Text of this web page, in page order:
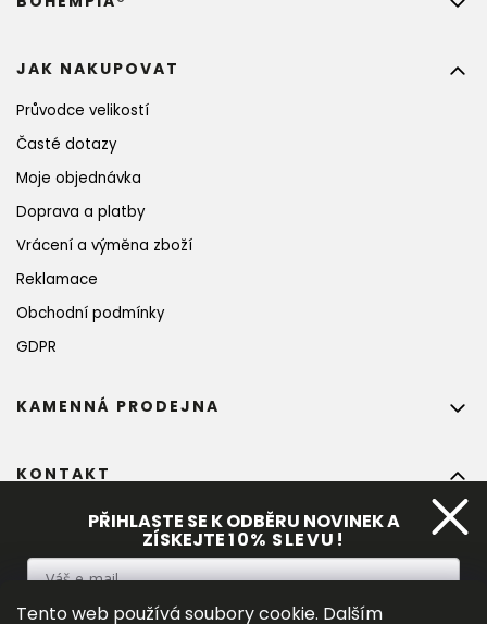
Tento web používá soubory cookie. Dalším
JAK NAKUPOVAT
Průvodce velikostí
Časté dotazy
Moje objednávka
Doprava a platby
Vrácení a výměna zboží
Reklamace
Obchodní podmínky
GDPR
KONTAKT
bohempia.com
+420 773 475 559
KAMENNÁ PRODEJNA
PŘIHLASTE SE K ODBĚRU NOVINEK A
ZÍSKEJTE10% SLEVU!